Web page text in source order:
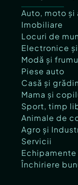
Auto, moto și
Imobiliare
Locuri de
Electronice
Modă și
Piese auto
Casă și
Mama și
Sport, timp
Animale de
Agro și
Servicii
Închiriere